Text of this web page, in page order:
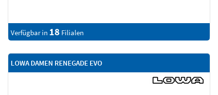
Verfügbar in 18 Filialen
LOWA DAMEN RENEGADE EVO